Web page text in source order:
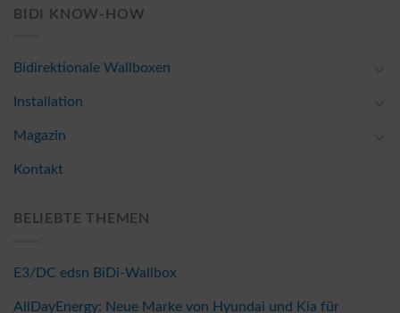
BIDI KNOW-HOW
Bidirektionale Wallboxen
Installation
Magazin
Kontakt
BELIEBTE THEMEN
E3/DC edsn BiDi-Wallbox
AllDayEnergy: Neue Marke von Hyundai und Kia für